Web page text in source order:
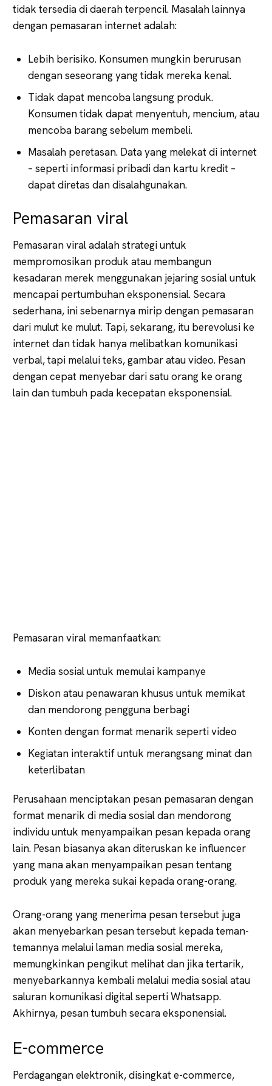
tidak tersedia di daerah terpencil. Masalah lainnya
dengan pemasaran internet adalah:
Lebih berisiko. Konsumen mungkin berurusan
dengan seseorang yang tidak mereka kenal.
Tidak dapat mencoba langsung produk.
Konsumen tidak dapat menyentuh, mencium, atau
mencoba barang sebelum membeli.
Masalah peretasan. Data yang melekat di internet
– seperti informasi pribadi dan kartu kredit –
dapat diretas dan disalahgunakan.
Pemasaran viral
Pemasaran viral adalah strategi untuk
mempromosikan produk atau membangun
kesadaran merek menggunakan jejaring sosial untuk
mencapai pertumbuhan eksponensial. Secara
sederhana, ini sebenarnya mirip dengan pemasaran
dari mulut ke mulut. Tapi, sekarang, itu berevolusi ke
internet dan tidak hanya melibatkan komunikasi
verbal, tapi melalui teks, gambar atau video. Pesan
dengan cepat menyebar dari satu orang ke orang
lain dan tumbuh pada kecepatan eksponensial.
Pemasaran viral memanfaatkan:
Media sosial untuk memulai kampanye
Diskon atau penawaran khusus untuk memikat
dan mendorong pengguna berbagi
Konten dengan format menarik seperti video
Kegiatan interaktif untuk merangsang minat dan
keterlibatan
Perusahaan menciptakan pesan pemasaran dengan
format menarik di media sosial dan mendorong
individu untuk menyampaikan pesan kepada orang
lain. Pesan biasanya akan diteruskan ke influencer
yang mana akan menyampaikan pesan tentang
produk yang mereka sukai kepada orang-orang.
Orang-orang yang menerima pesan tersebut juga
akan menyebarkan pesan tersebut kepada teman-
temannya melalui laman media sosial mereka,
memungkinkan pengikut melihat dan jika tertarik,
menyebarkannya kembali melalui media sosial atau
saluran komunikasi digital seperti Whatsapp.
Akhirnya, pesan tumbuh secara eksponensial.
E-commerce
Perdagangan elektronik, disingkat e-commerce,